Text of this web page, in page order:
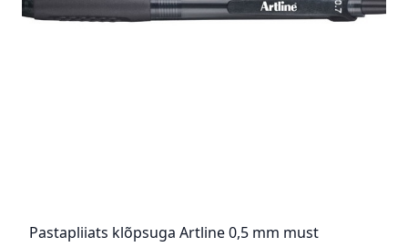
Pastapliiats klõpsuga Artline 0,5 mm must